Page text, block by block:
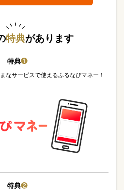
特典があります
特典❶
なサービスで使えるふるなびマネー！
特典❷